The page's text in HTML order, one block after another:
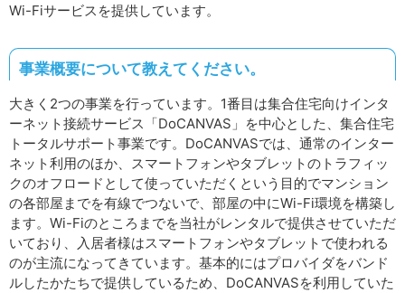
Wi-Fiサービスを提供しています。
事業概要について教えてください。
大きく2つの事業を行っています。1番目は集合住宅向けインタ
ーネット接続サービス「DoCANVAS」を中心とした、集合住宅
トータルサポート事業です。DoCANVASでは、通常のインター
ネット利用のほか、スマートフォンやタブレットのトラフィッ
クのオフロードとして使っていただくという目的でマンション
の各部屋までを有線でつないで、部屋の中にWi-Fi環境を構築し
ます。Wi-Fiのところまでを当社がレンタルで提供させていただ
いており、入居者様はスマートフォンやタブレットで使われる
のが主流になってきています。基本的にはプロバイダをバンド
ルしたかたちで提供しているため、DoCANVASを利用していた